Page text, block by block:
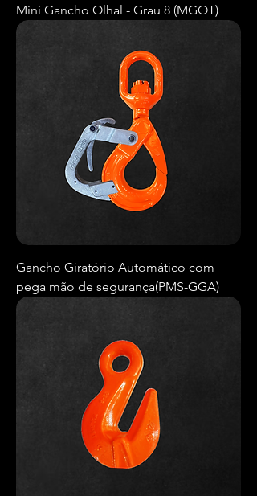
Mini Gancho Olhal - Grau 8 (MGOT)
Gancho Giratório Automático com
pega mão de segurança(PMS-GGA)